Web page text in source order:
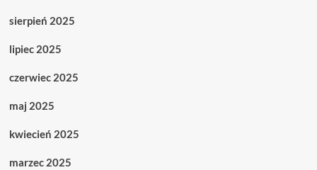
sierpień 2025
lipiec 2025
czerwiec 2025
maj 2025
kwiecień 2025
marzec 2025